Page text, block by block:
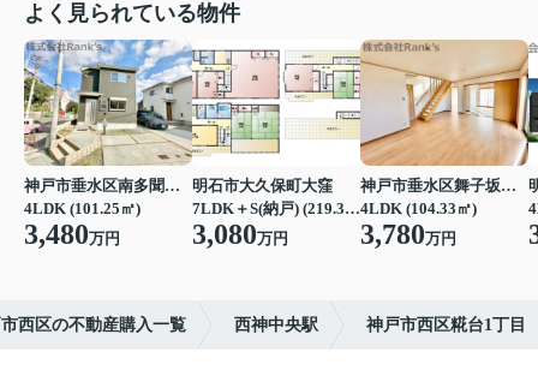
よく見られている物件
神戸市垂水区南多聞台４丁目
4LDK (101.25㎡)
3,480万円
明石市大久保町大窪
7LDK＋S(納戸) (219.39㎡)
3,080万円
神戸市垂水区舞子坂３丁目
4LDK (104.33㎡)
3,780万円
西区の不動産購入一覧 西神中央駅 神戸市西区糀台1丁目